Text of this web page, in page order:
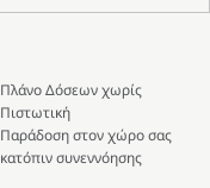
Πλάνο Δόσεων χωρίς
Πιστωτική
Παράδοση στον χώρο σας
κατόπιν συνεννόησης